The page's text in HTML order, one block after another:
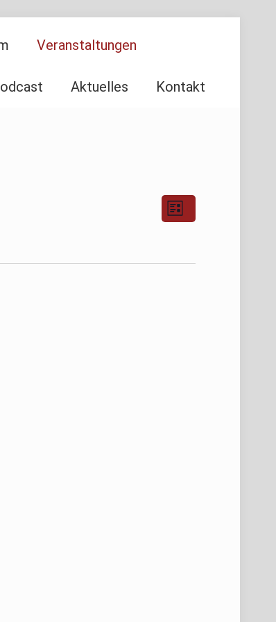
Veranstaltungen
Aktuelles Kontakt
Ansichten-
Navigation
Ansichten-
Liste